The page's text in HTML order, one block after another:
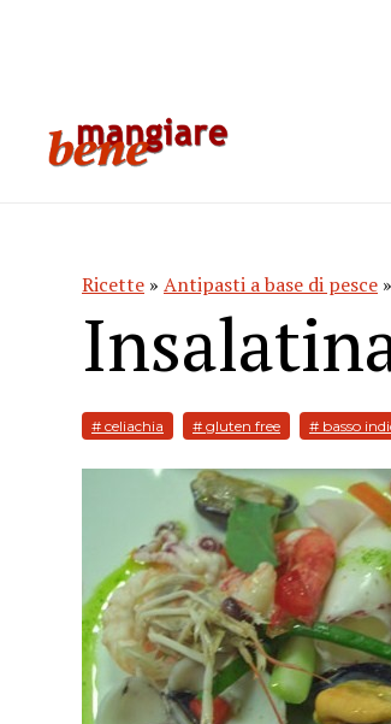
Ricette » Antipasti a base di pesce
# celiachia # gluten free # basso